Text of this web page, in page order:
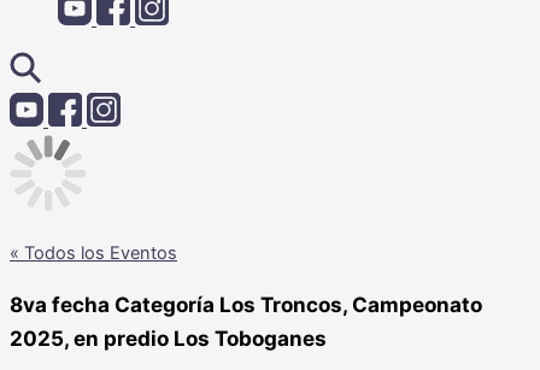
« Todos los Eventos
8va fecha Categoría Los Troncos, Campeonato
2025, en predio Los Toboganes